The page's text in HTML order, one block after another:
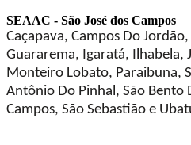
SEAAC - São José dos Campos
Caçapava, Campos Do
Guararema, Igaratá, Ilhabela,
Monteiro Lobato, Paraibuna,
Antônio Do Pinhal, São Bento
Campos, São Sebastião e